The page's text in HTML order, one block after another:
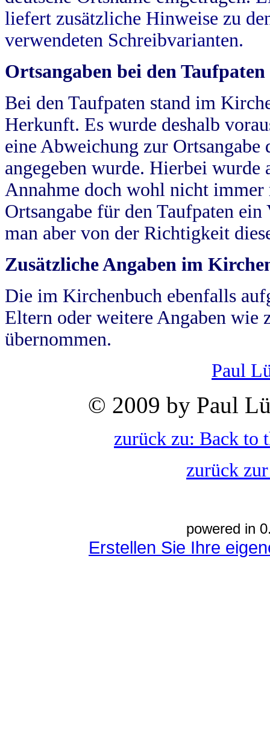
liefert zusätzliche Hinweise zu
verwendeten Schreibvarianten.
Ortsangaben bei den Taufpaten
Bei den Taufpaten stand im
Herkunft. Es wurde deshalb
eine Abweichung zur
angegeben wurde. Hierbei wurde
Annahme doch wohl nicht
Ortsangabe für den Taufpaten
man aber von der Richtigkeit
Zusätzliche Angaben im
Die im Kirchenbuch ebenfalls
Eltern oder weitere Angaben wie
übernommen.
Paul
© 2009 by Paul
zurück zu: Back to
zurück
powered in
Erstellen Sie Ihre